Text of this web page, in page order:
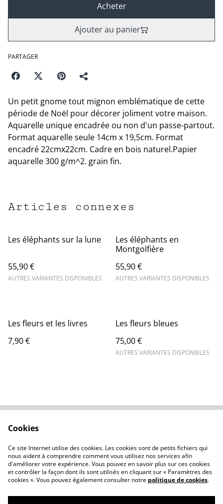
Acheter
Ajouter au panier
PARTAGER
Un petit gnome tout mignon emblématique de cette
période de Noël pour décorer joliment votre maison.
Aquarelle unique encadrée ou non d'un passe-partout.
Format aquarelle seule 14cm x 19,5cm. Format
encadré 22cmx22cm. Cadre en bois naturel.Papier
aquarelle 300 g/m^2. grain fin.
Articles connexes
Les éléphants sur la lune
55,90 €
AUTRES VARIANTES DISPONIBLES
Les éléphants en
Montgolfière
55,90 €
AUTRES VARIANTES DISPONIBLES
Les fleurs et les livres
7,90 €
Les fleurs bleues
75,00 €
AUTRES VARIANTES DISPONIBLES
Politique de
confidentialité
Politique de cookies
Cookies
Ce site Internet utilise des cookies. Les cookies sont de petits fichiers qui
nous aident à comprendre comment vous utilisez nos services afin
d'améliorer votre expérience. Vous pouvez en savoir plus sur ces cookies
et contrôler la façon dont ils sont utilisés en cliquant sur « Paramètres des
cookies ». Vous pouvez également consulter notre politique de cookies.